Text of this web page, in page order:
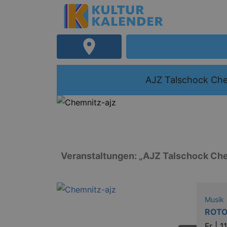
AJZ Talschock
Veranstaltungen: „AJZ Talschock
Musik